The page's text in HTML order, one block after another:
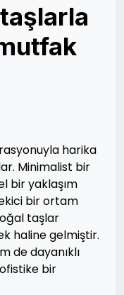
harika
Minimalist bir
bir yaklaşım
bir ortam
taşlar
haline gelmiştir.
de dayanıklı
bir